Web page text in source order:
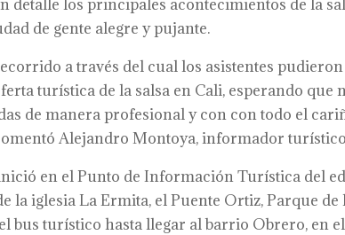
detalle los principales acontecimientos de la
de gente alegre y pujante.
a través del cual los asistentes
turística de la salsa en Cali, esperando que
de manera profesional y con con todo el
Alejandro Montoya, informador
en el Punto de Información Turística del
la iglesia La Ermita, el Puente Ortiz, Parque de
bus turístico hasta llegar al barrio Obrero, en el